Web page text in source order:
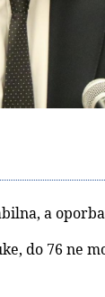
a
do 76 ne